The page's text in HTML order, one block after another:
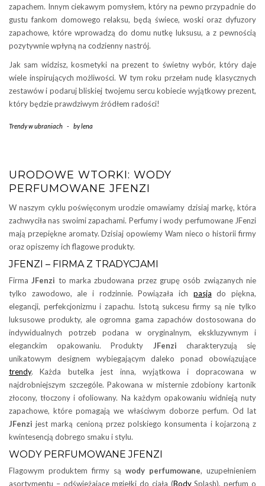
zapachem. Innym ciekawym pomysłem, który na pewno przypadnie do
gustu fankom domowego relaksu, będą świece, woski oraz dyfuzory
zapachowe, które wprowadzą do domu nutkę luksusu, a z pewnością
pozytywnie wpłyną na codzienny nastrój.
Jak sam widzisz, kosmetyki na prezent to świetny wybór, który daje
wiele inspirujących możliwości. W tym roku przełam nudę klasycznych
zestawów i podaruj bliskiej twojemu sercu kobiecie wyjątkowy prezent,
który będzie prawdziwym źródłem radości!
Trendy w ubraniach - bylena
URODOWE WTORKI: WODY
PERFUMOWANE JFENZI
W naszym cyklu poświęconym urodzie omawiamy dzisiaj markę, która
zachwyciła nas swoimi zapachami. Perfumy i wody perfumowane JFenzi
mają przepiękne aromaty. Dzisiaj opowiemy Wam nieco o historii firmy
oraz opiszemy ich flagowe produkty.
JFENZI – FIRMA Z TRADYCJAMI
FirmaJFenzi to marka zbudowana przez grupę osób związanych nie
tylko zawodowo, ale i rodzinnie. Powiązała ich pasja do piękna,
elegancji, perfekcjonizmu i zapachu. Istotą sukcesu firmy są nie tylko
luksusowe produkty, ale ogromna gama zapachów dostosowana do
indywidualnych potrzeb podana w oryginalnym, ekskluzywnym i
eleganckim opakowaniu. Produkty JFenzi charakteryzują się
unikatowym designem wybiegającym daleko ponad obowiązujące
trendy. Każda butelka jest inna, wyjątkowa i dopracowana w
najdrobniejszym szczególe. Pakowana w misternie zdobiony kartonik
złocony, tłoczony i ofoliowany. Na każdym opakowaniu widnieją nuty
zapachowe, które pomagają we właściwym doborze perfum. Od lat
JFenzi jest marką cenioną przez polskiego konsumenta i kojarzoną z
kwintesencją dobrego smaku i stylu.
WODY PERFUMOWANE JFENZI
Flagowym produktem firmy są wody perfumowane, uzupełnieniem
asortymentu – odświeżające mgiełki do ciała (BodySplash), perfum o